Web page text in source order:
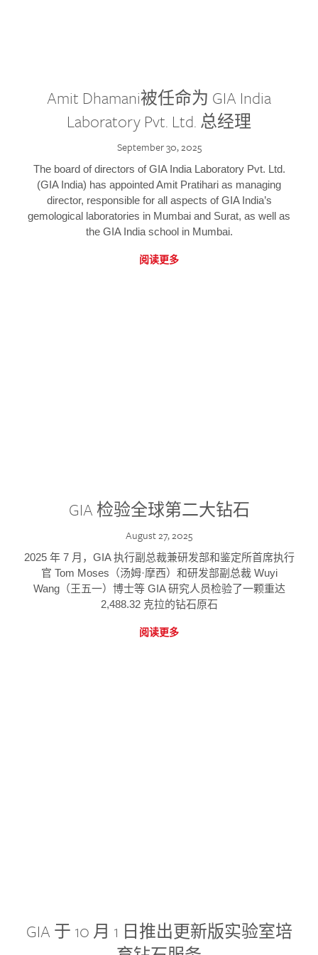
Amit Dhamani被任命为 GIA India
Laboratory Pvt. Ltd. 总经理
September 30, 2025
The board of directors of GIA India Laboratory Pvt. Ltd.
(GIA India) has appointed Amit Pratihari as managing
director, responsible for all aspects of GIA India’s
gemological laboratories in Mumbai and Surat, as well as
the GIA India school in Mumbai.
阅读更多
GIA 检验全球第二大钻石
August 27, 2025
2025 年 7 月，GIA 执行副总裁兼研发部和鉴定所首席执行
官 Tom Moses（汤姆·摩西）和研发部副总裁 Wuyi
Wang（王五一）博士等 GIA 研究人员检验了一颗重达
2,488.32 克拉的钻石原石
阅读更多
GIA 于 10 月 1 日推出更新版实验室培